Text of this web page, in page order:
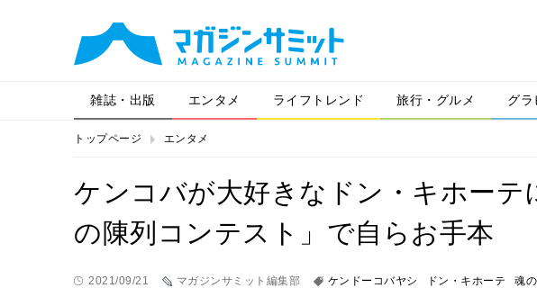
雑誌・出版 エンタメ ライフトレンド 旅行・グルメ グラ
トップページ エンタメ
ケンコバが大好きなドン・キホーテ
の陳列コンテスト」で自らお手本
2021/09/21 マガジンサミット編集部 ケンドーコバヤシ ドン・キホーテ 魂